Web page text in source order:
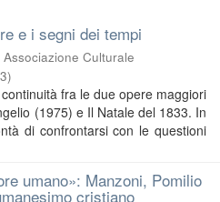
e i segni dei tempi
Culturale
)
fra le due opere maggiori
(1975) e Il Natale del 1833. In
di confrontarsi con le questioni
umano»: Manzoni, Pomilio
cristiano